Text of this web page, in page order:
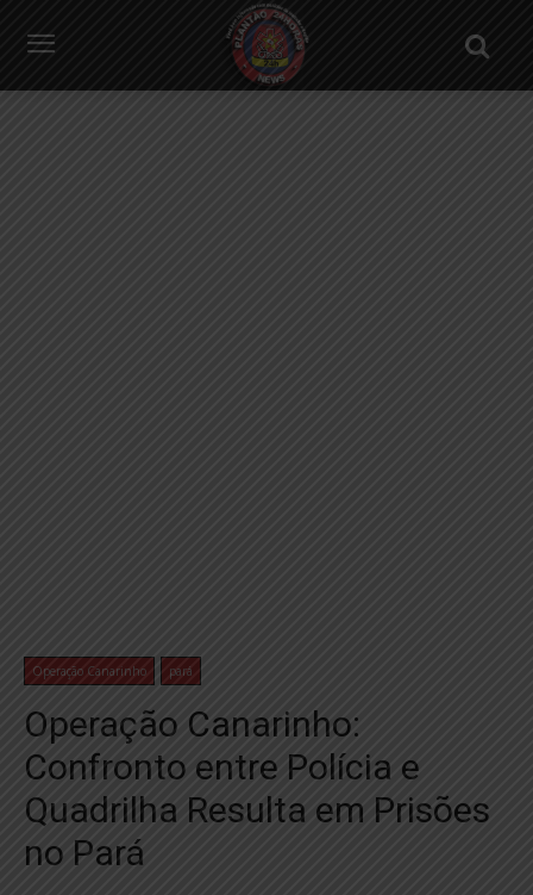
Operação Canarinho pará
Operação Canarinho:
Confronto entre Polícia e
Quadrilha Resulta em Prisões
no Pará